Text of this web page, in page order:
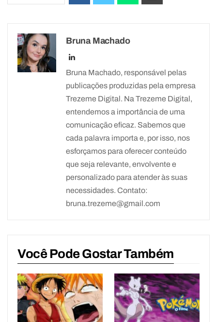
Bruna Machado
Bruna Machado, responsável pelas
publicações produzidas pela empresa
Trezeme Digital. Na Trezeme Digital,
entendemos a importância de uma
comunicação eficaz. Sabemos que
cada palavra importa e, por isso, nos
esforçamos para oferecer conteúdo
que seja relevante, envolvente e
personalizado para atender às suas
necessidades. Contato:
bruna.trezeme@gmail.com
Você Pode Gostar Também